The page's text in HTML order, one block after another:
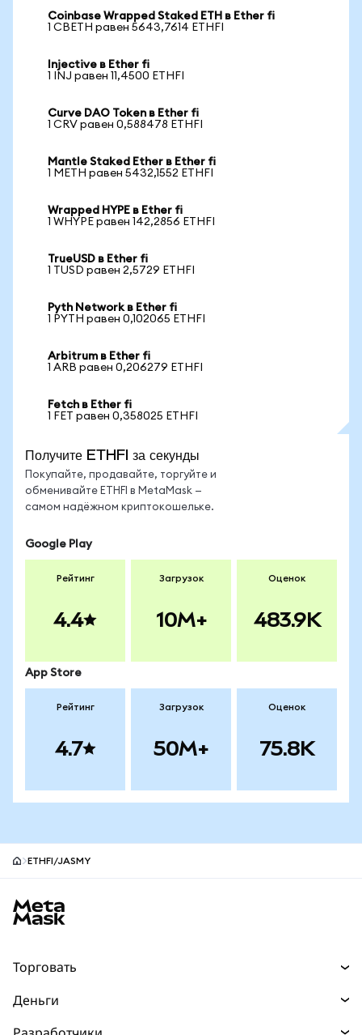
Coinbase Wrapped Staked ETH в Ether fi
1 CBETH равен 5643,7614 ETHFI
Injective в Ether fi
1 INJ равен 11,4500 ETHFI
Curve DAO Token в Ether fi
1 CRV равен 0,588478 ETHFI
Mantle Staked Ether в Ether fi
1 METH равен 5432,1552 ETHFI
Wrapped HYPE в Ether fi
1 WHYPE равен 142,2856 ETHFI
TrueUSD в Ether fi
1 TUSD равен 2,5729 ETHFI
Pyth Network в Ether fi
1 PYTH равен 0,102065 ETHFI
Arbitrum в Ether fi
1 ARB равен 0,206279 ETHFI
Fetch в Ether fi
1 FET равен 0,358025 ETHFI
Получите ETHFI за секунды
Покупайте, продавайте, торгуйте и
обменивайте ETHFI в MetaMask —
самом надёжном криптокошельке.
Google Play
Рейтинг
4.4
Загрузок
10M+
Оценок
483.9K
App Store
Рейтинг
4.7
Загрузок
50M+
Оценок
75.8K
ETHFI/JASMY
Торговать
Деньги